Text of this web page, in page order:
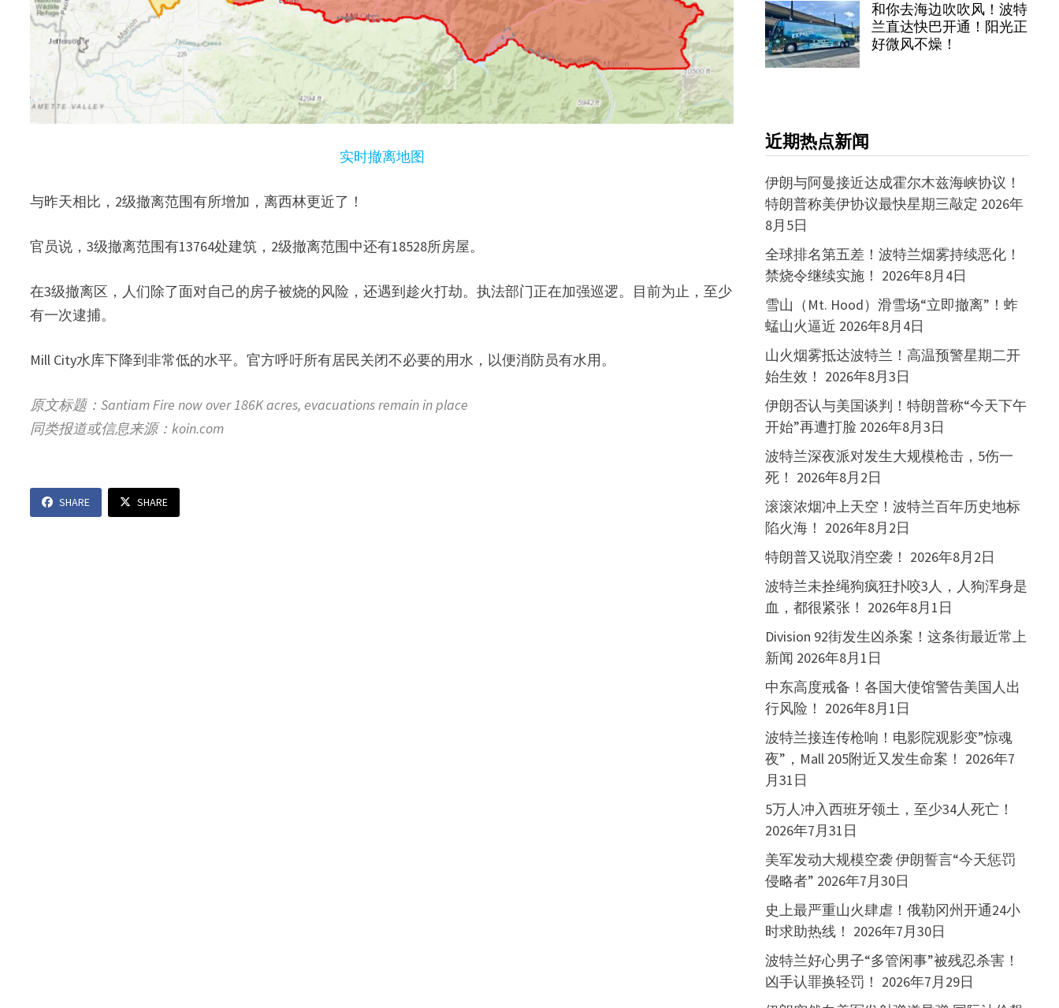
实时撤离地图
与昨天相比，2级撤离范围有所增加，离西林更近了！
官员说，3级撤离范围有13764处建筑，2级撤离范围中还有18528所房屋。
在3级撤离区，人们除了面对自己的房子被烧的风险，还遇到趁火打劫。执法部门正在加强巡逻。目前为止，至少
有一次逮捕。
Mill City水库下降到非常低的水平。官方呼吁所有居民关闭不必要的用水，以便消防员有水用。
原文标题：Santiam Fire now over 186K acres, evacuations remain in place
同类报道或信息来源：koin.com
SHARE SHARE
和你去海边吹吹风！波特
兰直达快巴开通！阳光正
好微风不燥！
近期热点新闻
伊朗与阿曼接近达成霍尔木兹海峡协议！
特朗普称美伊协议最快星期三敲定 2026年
8月5日
全球排名第五差！波特兰烟雾持续恶化！
禁烧令继续实施！ 2026年8月4日
雪山（Mt. Hood）滑雪场“立即撤离”！蚱
蜢山火逼近 2026年8月4日
山火烟雾抵达波特兰！高温预警星期二开
始生效！ 2026年8月3日
伊朗否认与美国谈判！特朗普称“今天下午
开始”再遭打脸 2026年8月3日
波特兰深夜派对发生大规模枪击，5伤一
死！ 2026年8月2日
滚滚浓烟冲上天空！波特兰百年历史地标
陷火海！ 2026年8月2日
特朗普又说取消空袭！ 2026年8月2日
波特兰未拴绳狗疯狂扑咬3人，人狗浑身是
血，都很紧张！ 2026年8月1日
Division 92街发生凶杀案！这条街最近常上
新闻 2026年8月1日
中东高度戒备！各国大使馆警告美国人出
行风险！ 2026年8月1日
波特兰接连传枪响！电影院观影变”惊魂
夜”，Mall 205附近又发生命案！ 2026年7
月31日
5万人冲入西班牙领土，至少34人死亡！
2026年7月31日
美军发动大规模空袭 伊朗誓言“今天惩罚
侵略者” 2026年7月30日
史上最严重山火肆虐！俄勒冈州开通24小
时求助热线！ 2026年7月30日
波特兰好心男子“多管闲事”被残忍杀害！
凶手认罪换轻罚！ 2026年7月29日